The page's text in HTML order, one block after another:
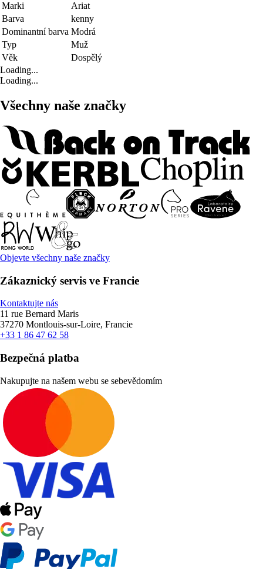
Marki
Ariat
Barva
kenny
Dominantní barva Modrá
Typ
Muž
Věk
Dospělý
Loading...
Loading...
Všechny naše značky
Objevte všechny naše značky
Zákaznický servis ve Francie
Kontaktujte nás
11 rue Bernard Maris
37270 Montlouis-sur-Loire, Francie
+33 1 86 47 62 58
Bezpečná platba
Nakupujte na našem webu se sebevědomím